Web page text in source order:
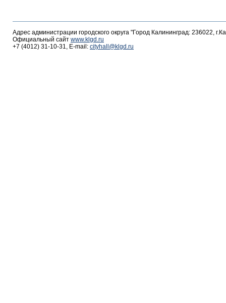
Адрес администрации городского округа "Город Калининград: 236022,
Официальный сайт www.klgd.ru
+7 (4012) 31-10-31, E-mail: cityhall@klgd.ru